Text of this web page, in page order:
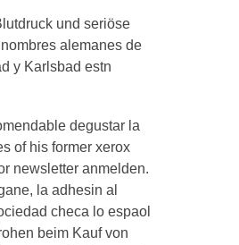
und seriöse
alemanes de
y Karlsbad estn
degustar la
of his former xerox
newsletter anmelden.
la adhesin al
checa lo espaol
beim Kauf von